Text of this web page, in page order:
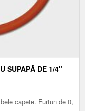
SUPAPĂ DE 1/4"
capete. Furtun de 0,